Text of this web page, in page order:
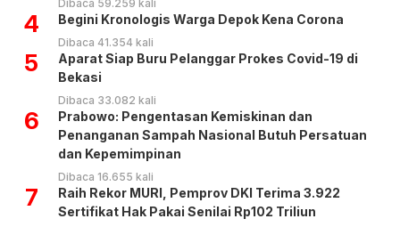
Dibaca 59.259 kali
4 Begini Kronologis Warga Depok Kena Corona
Dibaca 41.354 kali
5
Aparat Siap Buru Pelanggar Prokes Covid-19 di
Bekasi
Dibaca 33.082 kali
6
Prabowo: Pengentasan Kemiskinan dan
Penanganan Sampah Nasional Butuh Persatuan
dan Kepemimpinan
Dibaca 16.655 kali
7
Raih Rekor MURI, Pemprov DKI Terima 3.922
Sertifikat Hak Pakai Senilai Rp102 Triliun